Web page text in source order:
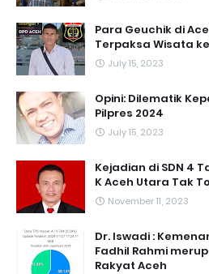
Para Geuchik di
Terpaksa Wisata
July 15, 2023
Opini: Dilematik
Pilpres 2024
July 15, 2023
Kejadian di SDN 4
K Aceh Utara Tak
November 11, 2023
Dr. Iswadi :
Fadhil Rahmi
Rakyat Aceh